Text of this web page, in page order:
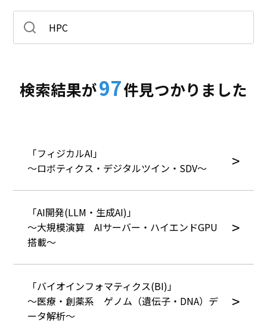
検索結果が97件見つかりました
「フィジカルAI」
～ロボティクス・デジタルツイン・SDV～
「AI開発(LLM・生成AI)」
～大規模演算 AIサーバー・ハイエンドGPU
搭載～
「バイオインフォマティクス(BI)」
～医療・創薬系 ゲノム（遺伝子・DNA）デ
ータ解析～